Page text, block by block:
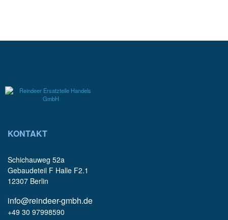
KONTAKT
Schichauweg 52a
Gebaudeteil F Halle F2.1
12307 Berlin
info@reindeer-gmbh.de
+49 30 97998590